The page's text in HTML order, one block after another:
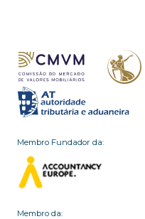
Membro Fundador da:
Membro da: